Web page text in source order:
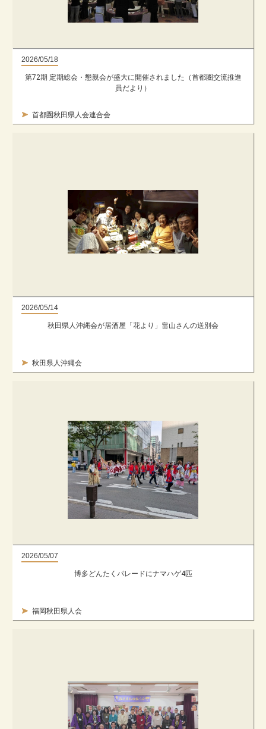
2026/05/18
首都圏秋田県人会連合会
第72期 定期総会・懇親会が盛大に開催されました（首都圏交流推進
員だより）
2026/05/14
秋田県人沖縄会
秋田県人沖縄会が居酒屋「花より」畠山さんの送別会
2026/05/07
福岡秋田県人会
博多どんたくパレードにナマハゲ4匹